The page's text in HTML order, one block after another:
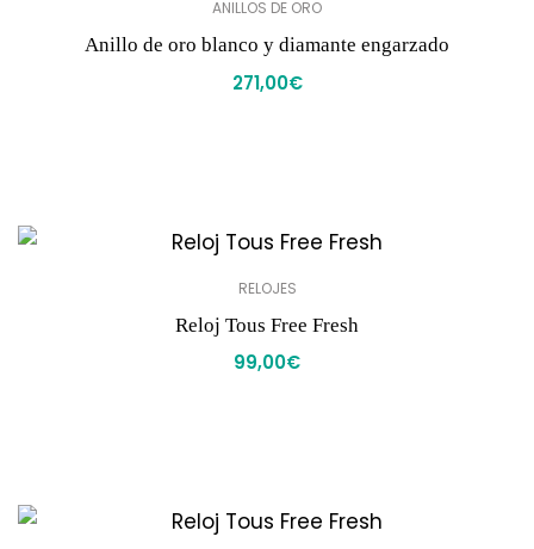
ANILLOS DE ORO
Anillo de oro blanco y diamante engarzado
271,00€
RELOJES
Reloj Tous Free Fresh
99,00€